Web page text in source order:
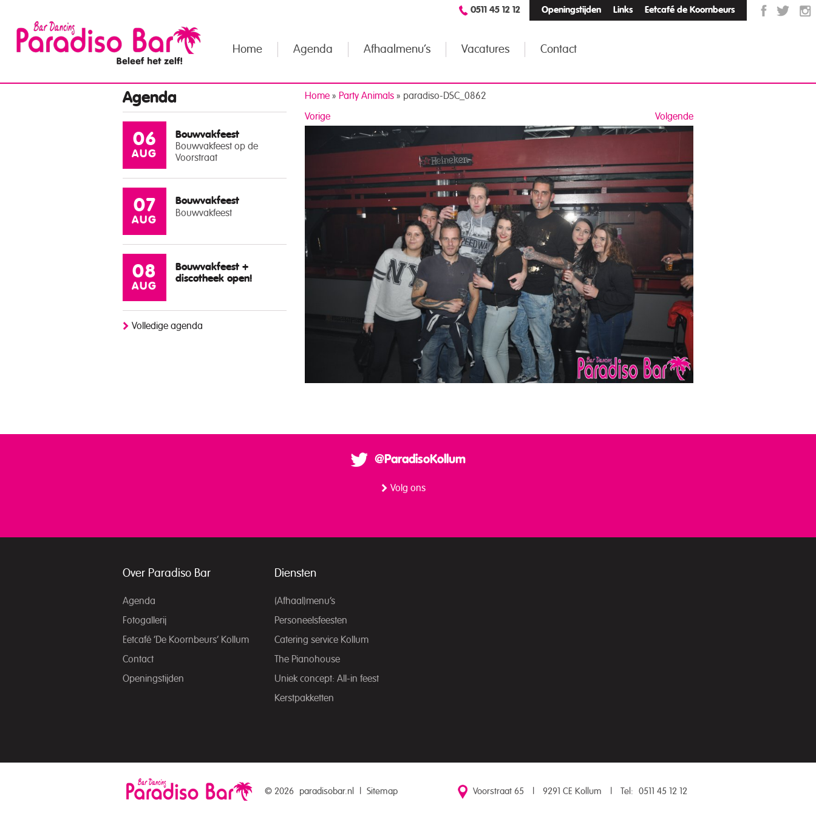
Openingstijden Links Eetcafé de Koornbeurs
0511 45 12 12
Home Agenda Afhaalmenu’s Vacatures Contact
Agenda
06
AUG
Bouwvakfeest
Bouwvakfeest op de
Voorstraat
07
AUG
Bouwvakfeest
Bouwvakfeest
08
AUG
Bouwvakfeest +
discotheek open!
Volledige agenda
Home » Party Animals » paradiso-DSC_0862
Volgende
Vorige
@ParadisoKollum
Volg ons
Over Paradiso Bar
Agenda
Fotogallerij
Eetcafé ‘De Koornbeurs’ Kollum
Contact
Openingstijden
Diensten
(Afhaal)menu’s
Personeelsfeesten
Catering service Kollum
The Pianohouse
Uniek concept: All-in feest
Kerstpakketten
© 2026 paradisobar.nl Sitemap Voorstraat 65 9291 CE Kollum Tel: 0511 45 12 12